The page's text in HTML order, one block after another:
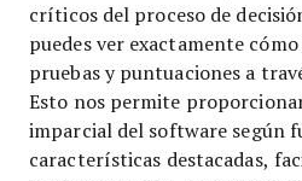
críticos del proceso de
puedes ver exactamente
pruebas y puntuaciones a
Esto nos permite
imparcial del software según
características destacadas,